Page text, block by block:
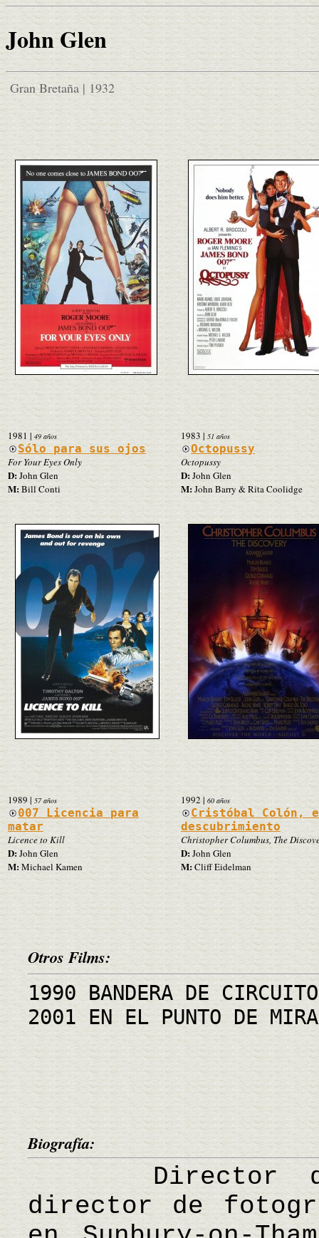
John Glen
Gran Bretaña | 1932
1981 | 49 años
Sólo para sus ojos
For Your Eyes Only
D:John Glen
M:Bill Conti
1983 | 51 años
Octopussy
Octopussy
D:John Glen
M:John Barry & Rita Coolidge
1989| 57 años
007 Licencia para
matar
Licence to Kill
D:John Glen
M: Michael Kamen
1992| 60 años
Cristóbal Colón,
descubrimiento
Christopher Columbus, The
D:John Glen
M:Cliff Eidelman
Otros Films:
1990 BANDERA DE CIRCUITO
2001 EN EL PUNTO DE MIRA
Biografía:
Director de
director de